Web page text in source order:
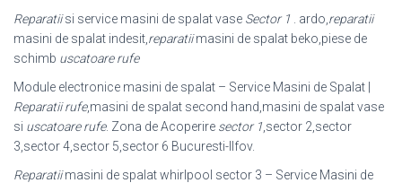
Reparatiisi service masini de spalat vase Sector 1 . ardo,reparatii
masini de spalat indesit,reparatiimasini de spalat beko,piese de
schimb uscatoare rufe
Module electronice masini de spalat – Service Masini de Spalat |
Reparatii rufe,masini de spalat second hand,masini de spalat vase
si uscatoare rufe. Zona de Acoperire sector 1,sector 2,sector
3,sector 4,sector 5,sector 6 Bucuresti-Ilfov.
Reparatiimasini de spalat whirlpool sector 3 – Service Masini de